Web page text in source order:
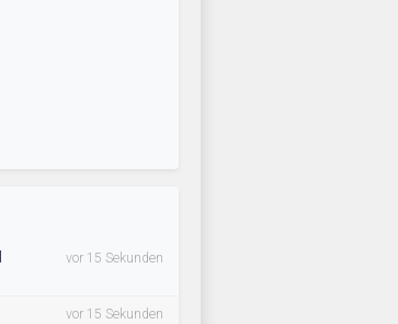
vor 15 Sekunden
vor 15 Sekunden